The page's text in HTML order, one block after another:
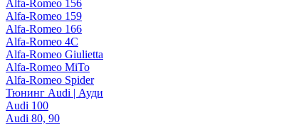
Alfa-Romeo 156
Alfa-Romeo 159
Alfa-Romeo 166
Alfa-Romeo 4C
Alfa-Romeo Giulietta
Alfa-Romeo MiTo
Alfa-Romeo Spider
Тюнинг Audi | Ауди
Audi 100
Audi 80, 90